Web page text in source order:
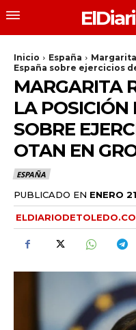
Inicio España
España sobre ejercicios
MARGARITA
LA POSICIÓN
SOBRE
OTAN EN
ESPAÑA
PUBLICADO EN ENERO